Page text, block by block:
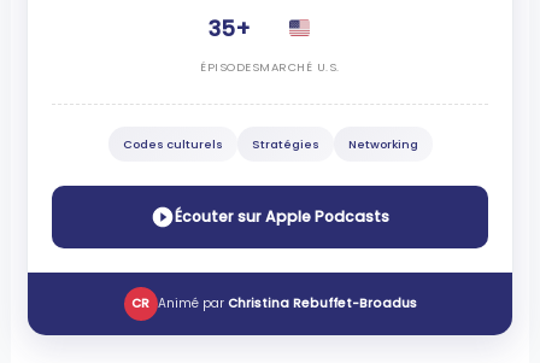
35+
ÉPISODESMARCHÉ U.S.
Codes culturels Stratégies Networking
Écouter sur Apple Podcasts
CR Animé par Christina Rebuffet-Broadus